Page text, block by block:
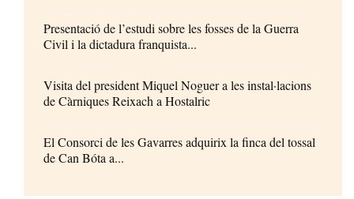
Presentació de l’estudi sobre les fosses de la Guerra
Civil i la dictadura franquista...
Visita del president Miquel Noguer a les instal·lacions
de Càrniques Reixach a Hostalric
El Consorci de les Gavarres adquirix la finca del tossal
de Can Bóta a...